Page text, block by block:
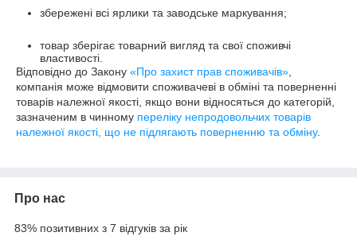
збережені всі ярлики та заводське маркування;
товар зберігає товарний вигляд та свої споживчі
властивості.
Відповідно до Закону «Про захист прав споживачів»
компанія може відмовити споживачеві в обміні та поверненні
товарів належної якості, якщо вони відносяться до категорій,
зазначеним в чинному переліку непродовольчих товарів
належної якості, що не підлягають поверненню та обміну.
Про нас
83% позитивних з 7 відгуків за рік